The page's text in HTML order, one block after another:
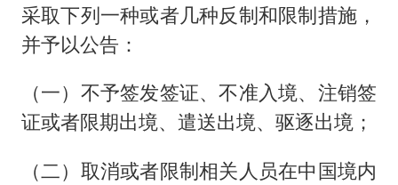
采取下列一种或者几种反制和限制措施，
并予以公告：
（一）不予签发签证、不准入境、注销签
证或者限期出境、遣送出境、驱逐出境；
（二）取消或者限制相关人员在中国境内